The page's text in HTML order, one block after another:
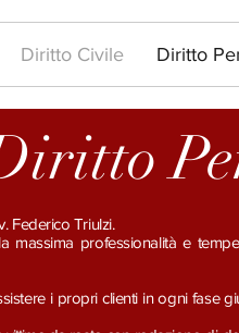
Diritto Civile Diritto
Federico Triulzi.
professionalità e
i propri clienti in ogni fase